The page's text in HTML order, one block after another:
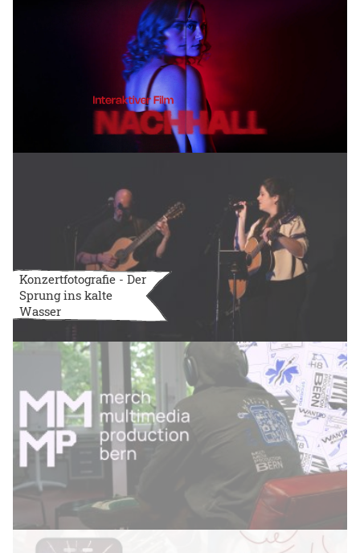
Konzertfotografie - Der
Sprung ins kalte
Wasser